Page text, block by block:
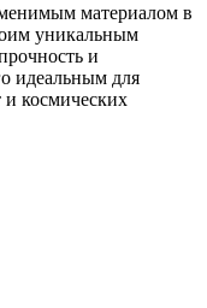
материалом в
уникальным
и
идеальным для
и космических